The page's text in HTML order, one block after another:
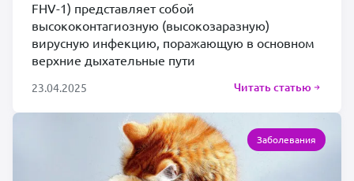
FHV-1) представляет собой
высококонтагиозную (высокозаразную)
вирусную инфекцию, поражающую в основном
верхние дыхательные пути
23.04.2025 Читать статью
Заболевания